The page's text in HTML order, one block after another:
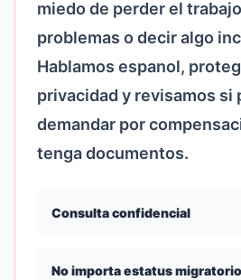
miedo de perder el
problemas o decir algo
Hablamos espanol,
privacidad y revisamos si
demandar por
tenga documentos.
Consulta confidencial
No importa estatus migratorio